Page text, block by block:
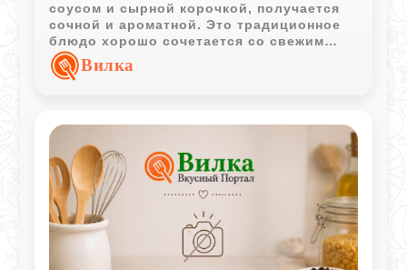
соусом и сырной корочкой, получается
сочной и ароматной. Это традиционное
блюдо хорошо сочетается со свежим
салатом и белым хлебом.
Вилка